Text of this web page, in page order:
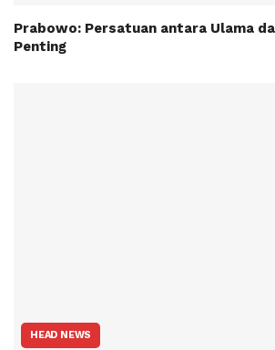
Prabowo: Persatuan antara Ulama
Penting
HEAD NEWS